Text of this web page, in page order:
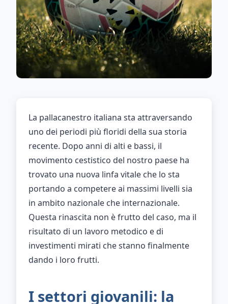
La pallacanestro italiana sta attraversando
uno dei periodi più floridi della sua storia
recente. Dopo anni di alti e bassi, il
movimento cestistico del nostro paese ha
trovato una nuova linfa vitale che lo sta
portando a competere ai massimi livelli sia
in ambito nazionale che internazionale.
Questa rinascita non è frutto del caso, ma il
risultato di un lavoro metodico e di
investimenti mirati che stanno finalmente
dando i loro frutti.
I settori giovanili: la